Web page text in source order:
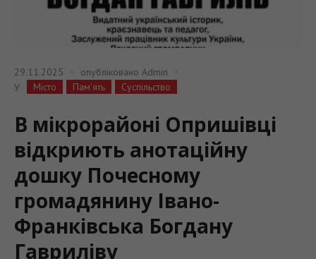
29.11.2025 опубліковано Admin
У
Місто Пам'ять Суспільство
В мікрорайоні Опришівці
відкриють анотаційну
дошку Почесному
громадянину Івано-
Франківська Богдану
Гавриліву